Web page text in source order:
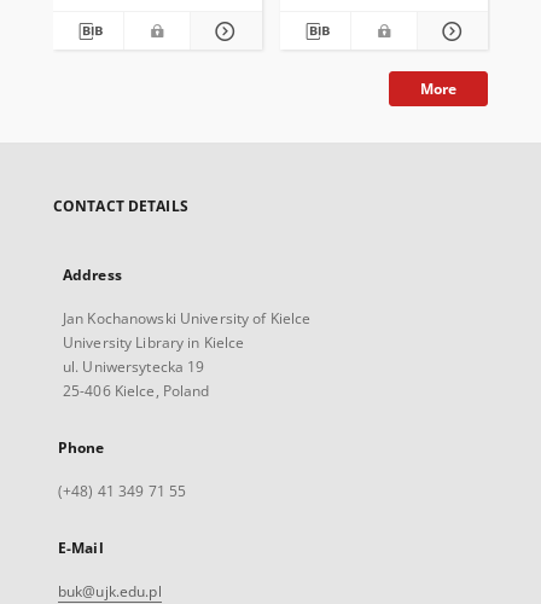
More
CONTACT DETAILS
Address
Jan Kochanowski University of Kielce
University Library in Kielce
ul. Uniwersytecka 19
25-406 Kielce, Poland
Phone
(+48) 41 349 71 55
E-Mail
buk@ujk.edu.pl